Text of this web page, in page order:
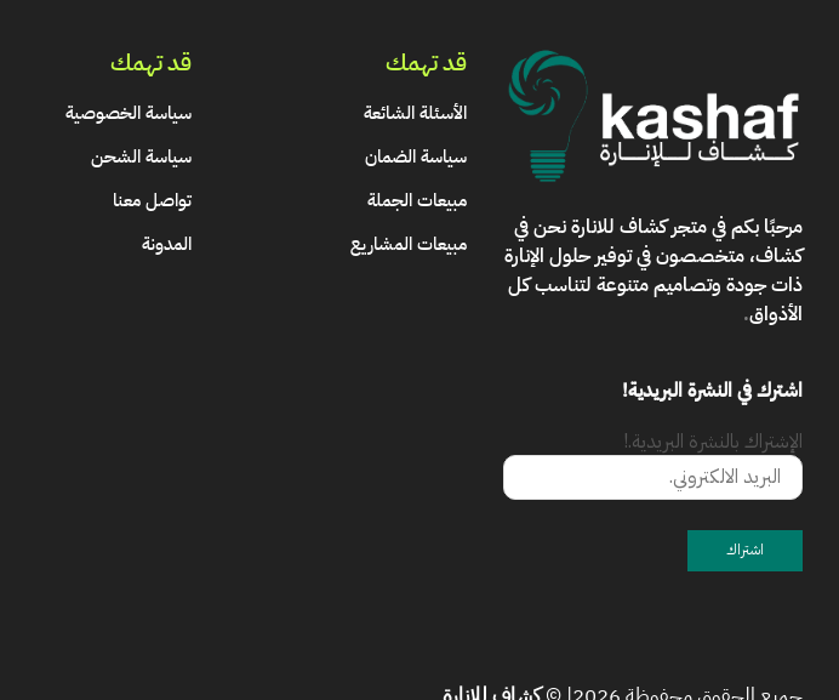
مرحبًا بكم فيمتجر كشاف للانارةنحن في
كشاف، متخصصون في توفير حلول الإنارة
ذات جودة وتصاميم متنوعة لتناسب كل
الأذواق.
اشترك في النشرة البريدية!
الإشتراك بالنشرة البريدية.!
قد تهمك
الأسئلة الشائعة
سياسة الضمان
مبيعات الجملة
مبيعات المشاريع
قد تهمك
سياسة الخصوصية
سياسة الشحن
تواصل معنا
المدونة